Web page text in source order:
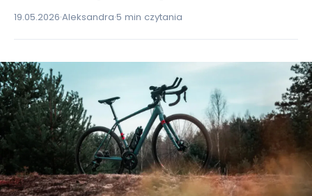
19.05.2026·Aleksandra·5 min czytania